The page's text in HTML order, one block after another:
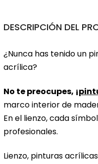
DESCRIPCIÓN DEL
¿Nunca has tenido un
acrílica?
No te preocupes, ¡
marco interior de
En el lienzo, cada
profesionales.
Lienzo, pinturas